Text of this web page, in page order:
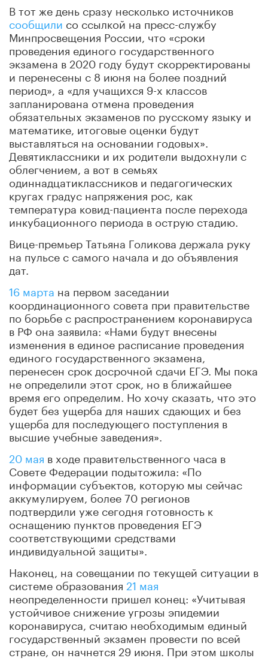
В тот же день сразу несколько источников
сообщили со ссылкой на пресс-службу
Минпросвещения России , что «сроки
проведения единого государственного
экзамена в 2020 году будут скорректированы
и перенесены с 8 июня на более поздний
период», а «для учащихся 9-х классов
запланирована отмена проведения
обязательных экзаменов по русскому языку и
математике, итоговые оценки будут
выставляться на основании годовых».
Девятиклассники и их родители выдохнули с
облегчением, а вот в семьях
одиннадцатиклассников и педагогических
кругах градус напряжения рос, как
температура ковид-пациента после перехода
инкубационного периода в острую стадию.
Вице-премьер Татьяна Голикова держала руку
на пульсе с самого начала и до объявления
дат.
16 марта на первом заседании
координационного совета при правительстве
по борьбе с распространением коронавируса
в РФ она заявила: «Нами будут внесены
изменения в единое расписание проведения
единого государственного экзамена,
перенесен срок досрочной сдачи ЕГЭ. Мы пока
не определили этот срок, но в ближайшее
время его определим. Но хочу сказать, что это
будет без ущерба для наших сдающих и без
ущерба для последующего поступления в
высшие учебные заведения».
20 мая в ходе правительственного часа в
Совете Федерации подытожила: «По
информации субъектов, которую мы сейчас
аккумулируем, более 70 регионов
подтвердили уже сегодня готовность к
оснащению пунктов проведения ЕГЭ
соответствующими средствами
индивидуальной защиты».
Наконец, на совещании по текущей ситуации в
системе образования 21 мая
неопределенности пришел конец: «Учитывая
устойчивое снижение угрозы эпидемии
коронавируса, считаю необходимым единый
государственный экзамен провести по всей
стране, он начнется 29 июня. При этом школы